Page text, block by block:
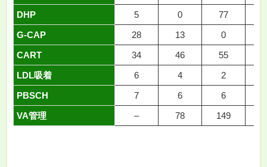
DHP
5 0 77
G-CAP
28 13 0
CART
34 46 55
LDL吸着
6 4 2
PBSCH
7 6 6
VA管理
– 78 149